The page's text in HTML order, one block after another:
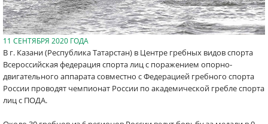
11 СЕНТЯБРЯ 2020 ГОДА
В г. Казани (Республика Татарстан) в Центре гребных видов спорта
Всероссийская федерация спорта лиц с поражением опорно-
двигательного аппарата совместно с Федерацией гребного спорта
России проводят чемпионат России по академической гребле спорта
лиц с ПОДА.